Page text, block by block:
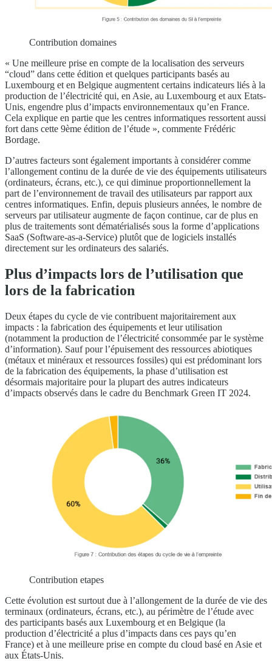
Contribution domaines
« Une meilleure prise en compte de la localisation des serveurs
“cloud” dans cette édition et quelques participants basés au
Luxembourg et en Belgique augmentent certains indicateurs liés à la
production de l’électricité qui, en Asie, au Luxembourg et aux Etats-
Unis, engendre plus d’impacts environnementaux qu’en France.
Cela explique en partie que les centres informatiques ressortent aussi
fort dans cette 9ème édition de l’étude », commente Frédéric
Bordage.
D’autres facteurs sont également importants à considérer comme
l’allongement continu de la durée de vie des équipements utilisateurs
(ordinateurs, écrans, etc.), ce qui diminue proportionnellement la
part de l’environnement de travail des utilisateurs par rapport aux
centres informatiques. Enfin, depuis plusieurs années, le nombre de
serveurs par utilisateur augmente de façon continue, car de plus en
plus de traitements sont dématérialisés sous la forme d’applications
SaaS (Software-as-a-Service) plutôt que de logiciels installés
directement sur les ordinateurs des salariés.
Plus d’impacts lors de l’utilisation que
lors de la fabrication
Deux étapes du cycle de vie contribuent majoritairement aux
impacts : la fabrication des équipements et leur utilisation
(notamment la production de l’électricité consommée par le système
d’information). Sauf pour l’épuisement des ressources abiotiques
(métaux et minéraux et ressources fossiles) qui est prédominant lors
de la fabrication des équipements, la phase d’utilisation est
désormais majoritaire pour la plupart des autres indicateurs
d’impacts observés dans le cadre du Benchmark Green IT 2024.
Contribution etapes
Cette évolution est surtout due à l’allongement de la durée de vie des
terminaux (ordinateurs, écrans, etc.), au périmètre de l’étude avec
des participants basés aux Luxembourg et en Belgique (la
production d’électricité a plus d’impacts dans ces pays qu’en
France) et à une meilleure prise en compte du cloud basé en Asie et
aux États-Unis.